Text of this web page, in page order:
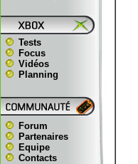
Tests
Focus
Vidéos
Planning
Forum
Partenaires
Equipe
Contacts